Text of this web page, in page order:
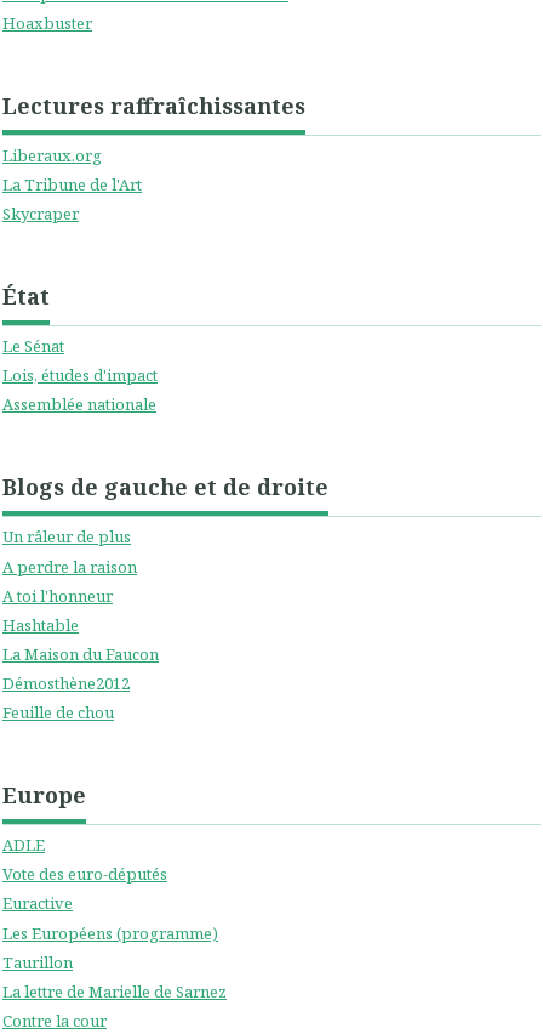
Hoaxbuster
Lectures raffraîchissantes
Liberaux.org
La Tribune de l'Art
Skycraper
État
Le Sénat
Lois, études d'impact
Assemblée nationale
Blogs de gauche et de droite
Un râleur de plus
A perdre la raison
A toi l'honneur
Hashtable
La Maison du Faucon
Démosthène2012
Feuille de chou
Europe
ADLE
Vote des euro-députés
Euractive
Les Européens (programme)
Taurillon
La lettre de Marielle de Sarnez
Contre la cour